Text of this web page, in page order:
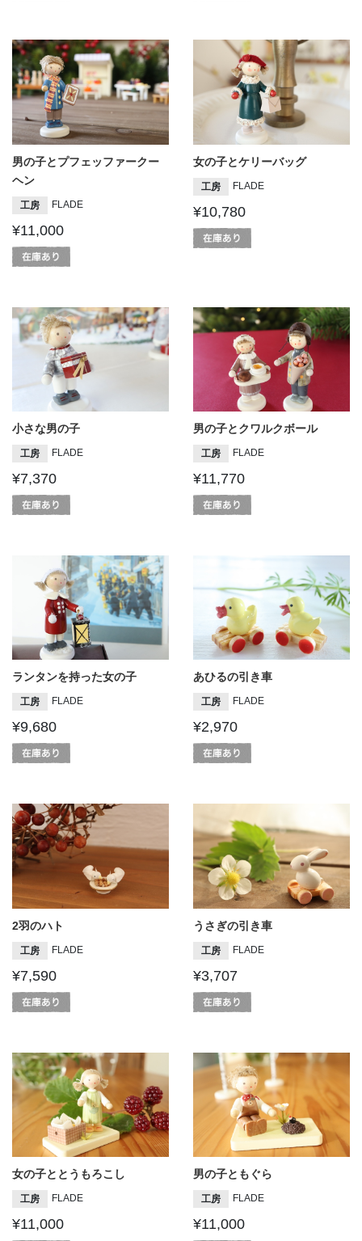
男の子とプフェッファークー
ヘン
工房 FLADE
¥11,000
女の子とケリーバッグ
工房 FLADE
¥10,780
小さな男の子
工房 FLADE
¥7,370
男の子とクワルクボール
工房 FLADE
¥11,770
ランタンを持った女の子
工房 FLADE
¥9,680
あひるの引き車
工房 FLADE
¥2,970
2羽のハト
工房 FLADE
¥7,590
うさぎの引き車
工房 FLADE
¥3,707
女の子ととうもろこし
工房 FLADE
¥11,000
男の子ともぐら
工房 FLADE
¥11,000